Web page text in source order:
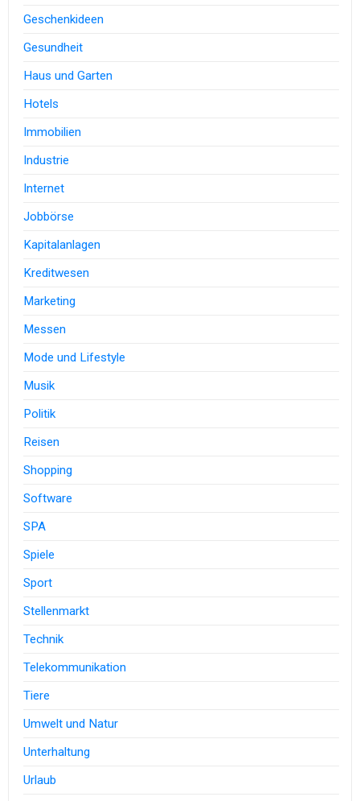
Geschenkideen
Gesundheit
Haus und Garten
Hotels
Immobilien
Industrie
Internet
Jobbörse
Kapitalanlagen
Kreditwesen
Marketing
Messen
Mode und Lifestyle
Musik
Politik
Reisen
Shopping
Software
SPA
Spiele
Sport
Stellenmarkt
Technik
Telekommunikation
Tiere
Umwelt und Natur
Unterhaltung
Urlaub